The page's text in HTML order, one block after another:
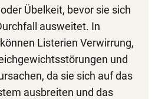
Übelkeit, bevor sie sich
ausweitet. In
Listerien Verwirrung,
und
da sie sich auf das
ausbreiten und das